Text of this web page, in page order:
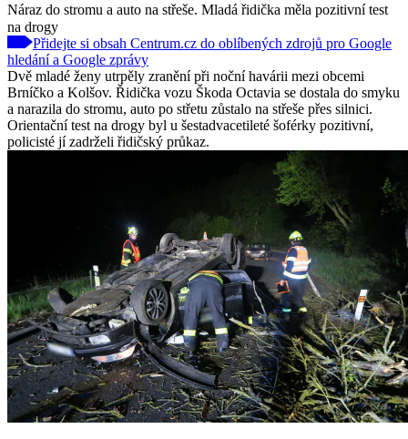
Náraz do stromu a auto na střeše. Mladá řidička měla pozitivní test
na drogy
Přidejte si obsah Centrum.cz do oblíbených zdrojů pro Google
hledání a Google zprávy
Dvě mladé ženy utrpěly zranění při noční havárii mezi obcemi
Brníčko a Kolšov. Řidička vozu Škoda Octavia se dostala do smyku
a narazila do stromu, auto po střetu zůstalo na střeše přes silnici.
Orientační test na drogy byl u šestadvacetileté šoférky pozitivní,
policisté jí zadrželi řidičský průkaz.